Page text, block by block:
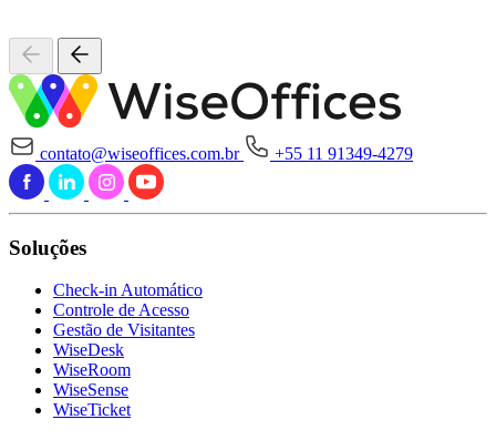
contato@wiseoffices.com.br +55 11 91349-4279
Soluções
Check-in Automático
Controle de Acesso
Gestão de Visitantes
WiseDesk
WiseRoom
WiseSense
WiseTicket